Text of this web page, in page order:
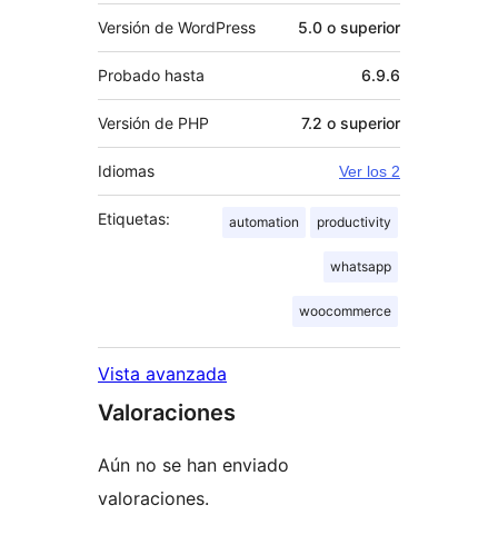
Versión de WordPress 5.0 o superior
Probado hasta 6.9.6
Versión de PHP 7.2 o superior
Idiomas Ver los 2
Etiquetas: automation productivity
whatsapp
woocommerce
Vista avanzada
Valoraciones
Aún no se han enviado
valoraciones.